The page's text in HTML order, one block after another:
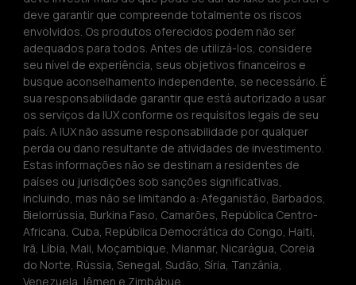
deve garantir que compreende totalmente os riscos
envolvidos. Os produtos oferecidos podem não ser
adequados para todos. Antes de utilizá-los, considere
seu nível de experiência, seus objetivos financeiros e
busque aconselhamento independente, se necessário. É
sua responsabilidade garantir que está autorizado a usar
os serviços da IUX conforme os requisitos legais de seu
país. A IUX não assume responsabilidade por qualquer
perda ou dano resultante de atividades de investimento.
Estas informações não se destinam a residentes de
países ou jurisdições sob sanções significativas,
incluindo, mas não se limitando a: Afeganistão, Barbados,
Bielorrússia, Burkina Faso, Camarões, República Centro-
Africana, Cuba, República Democrática do Congo, Haiti,
Irã, Líbia, Mali, Moçambique, Mianmar, Nicarágua, Coreia
do Norte, Rússia, Senegal, Sudão, Síria, Tanzânia,
Venezuela, Iêmen e Zimbábue.